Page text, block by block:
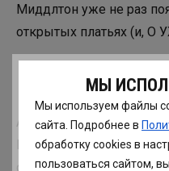
МЫ
Мы используем файлы
сайта. Подробнее в
обработку сookies в
пользоваться сайтом,
Миддлтон уже не раз
открытых платьях (и, О
А Меган и вовсе
КОРОЛЕВЫ в розовом
от Carolina Herrera.